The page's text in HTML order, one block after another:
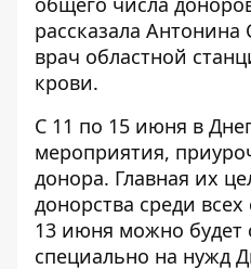
рассказала
врач областной
крови.
С 11 по 15 июня в
мероприятия,
донора. Главная их
донорства среди
13 июня можно будет
специально на нужд